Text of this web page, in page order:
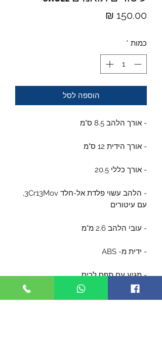
כמות *
הוספה לסל
- אורך הלהב 8.5 ס"מ
- אורך הידית 12 ס"מ
- אורך כללי 20.5
- הלהב עשוי פלדת אל-חלד 3Cr13Mov,
עם עיטורים
- עובי הלהב 2.6 מ"מ
- ידית מ- ABS
- מגיע עם תפס לכיס
- מגיע עם פליפר ללהב.